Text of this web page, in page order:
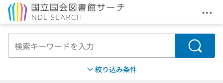
メ
検索
絞り込み条件